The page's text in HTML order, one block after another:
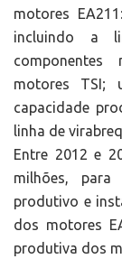
motores
incluindo a
motores TSI;
capacidade
linha de
Entre 2012 e
milhões,
produtivo e
dos motores
produtiva dos